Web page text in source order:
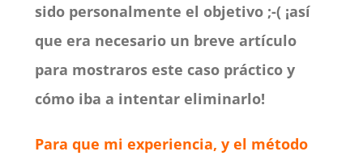
sido personalmente el objetivo ;-( ¡así
que era necesario un breve artículo
para mostraros este caso práctico y
cómo iba a intentar eliminarlo!
Para que mi experiencia, y el método